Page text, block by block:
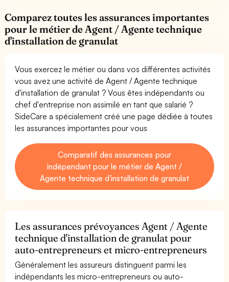
Comparez toutes les assurances importantes
pour le métier de Agent / Agente technique
d'installation de granulat
Vous exercez le métier ou dans vos différentes activités
vous avez une activité de Agent / Agente technique
d'installation de granulat ? Vous êtes indépendants ou
chef d'entreprise non assimilé en tant que salarié ?
SideCare a spécialement créé une page dédiée à toutes
les assurances importantes pour vous
Comparatif des assurances pour
indépendant pour le métier de Agent /
Agente technique d'installation de granulat
Les assurances prévoyances Agent / Agente
technique d'installation de granulat pour
auto-entrepreneurs et micro-entrepreneurs
Généralement les assureurs distinguent parmi les
indépendants les micro-entrepreneurs ou auto-